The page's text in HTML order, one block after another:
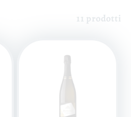
11 prodotti